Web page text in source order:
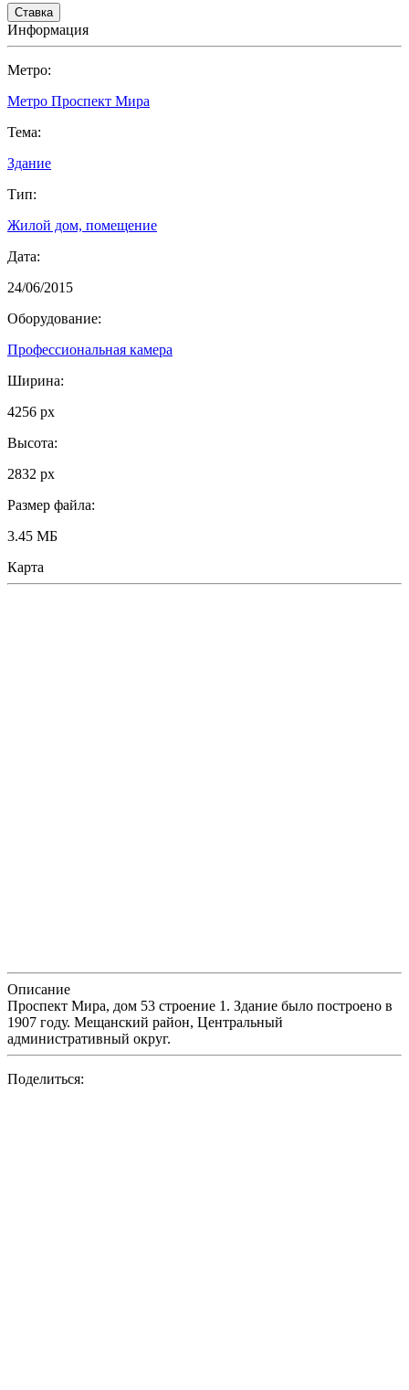
Информация
Метро:
Метро Проспект Мира
Тема:
Здание
Тип:
Жилой дом, помещение
Дата:
24/06/2015
Оборудование:
Профессиональная камера
Ширина:
4256 px
Высота:
2832 px
Размер файла:
3.45 МБ
Карта
Описание
Проспект Мира, дом 53 строение 1. Здание было построено в
1907 году. Мещанский район, Центральный
административный округ.
Поделиться: